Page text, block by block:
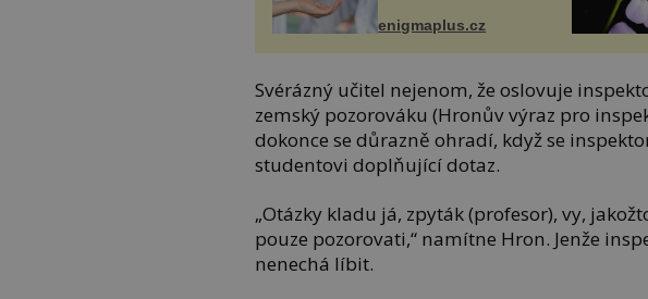
enigmaplus.cz
Svérázný učitel nejenom, že oslovuje
zemský pozorováku (Hronův výraz pro
dokonce se důrazně ohradí, když se
studentovi doplňující dotaz.
„Otázky kladu já, zpyták (profesor), vy,
pouze pozorovati,“ namítne Hron. Jenže
nenechá líbit.